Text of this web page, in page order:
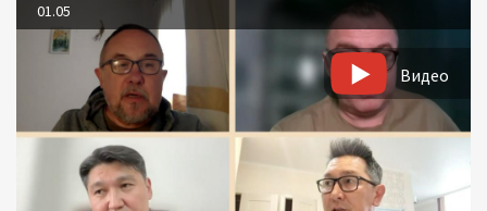
01.05
Видео